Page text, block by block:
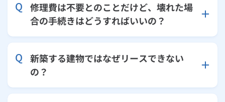
ルームエアコン
エコキュート
ハウスクリーニング
修理費は不要とのことだけど、壊れた場
合の手続きはどうすればいいの？
新築する建物ではなぜリースできない
の？